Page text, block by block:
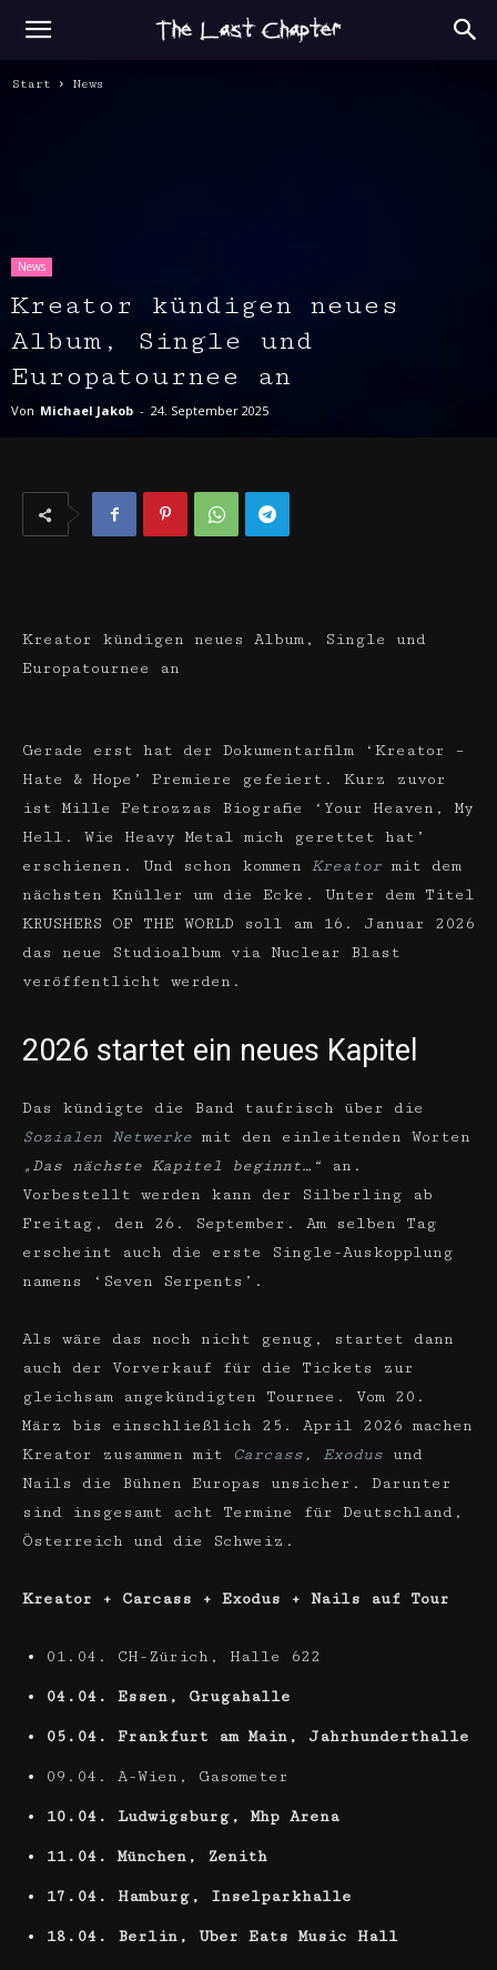
Start News
News
Kreator kündigen neues
Album, Single und
Europatournee an
Von Michael Jakob - 24. September 2025
Kreator kündigen neues Album, Single und
Europatournee an
Gerade erst hat der Dokumentarfilm ‘Kreator –
Hate & Hope’ Premiere gefeiert. Kurz zuvor
ist Mille Petrozzas Biografie ‘Your Heaven, My
Hell. Wie Heavy Metal mich gerettet hat’
erschienen. Und schon kommen
Kreator mit dem
nächsten Knüller um die Ecke. Unter dem Titel
KRUSHERS OF THE WORLD soll am 16. Januar 2026
das neue Studioalbum via Nuclear Blast
veröffentlicht werden.
2026 startet ein neues Kapitel
Das kündigte die Band taufrisch über die
Sozialen Netwerke mit den einleitenden Worten
„Das nächste Kapitel beginnt…“ an.
Vorbestellt werden kann der Silberling ab
Freitag, den 26. September. Am selben Tag
erscheint auch die erste Single-Auskopplung
namens ‘Seven Serpents’.
Als wäre das noch nicht genug, startet dann
auch der Vorverkauf für die Tickets zur
gleichsam angekündigten Tournee. Vom 20.
März bis einschließlich 25. April 2026 machen
Kreator zusammen mit
Carcass , Exodus
und
Nails die Bühnen Europas unsicher. Darunter
sind insgesamt acht Termine für Deutschland,
Österreich und die Schweiz.
Kreator + Carcass + Exodus + Nails auf Tour
01.04. CH-Zürich, Halle 622
04.04. Essen, Grugahalle
05.04. Frankfurt am Main, Jahrhunderthalle
09.04. A-Wien, Gasometer
10.04. Ludwigsburg, Mhp Arena
11.04. München, Zenith
17.04. Hamburg, Inselparkhalle
18.04. Berlin, Uber Eats Music Hall